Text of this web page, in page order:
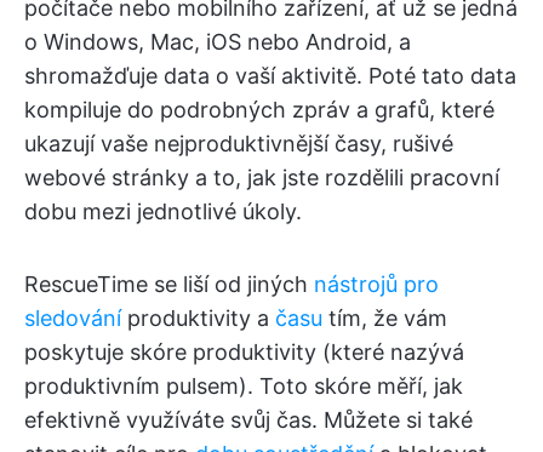
počítače nebo mobilního zařízení, ať už se jedná
o Windows, Mac, iOS nebo Android, a
shromažďuje data o vaší aktivitě. Poté tato data
kompiluje do podrobných zpráv a grafů, které
ukazují vaše nejproduktivnější časy, rušivé
webové stránky a to, jak jste rozdělili pracovní
dobu mezi jednotlivé úkoly.
RescueTime se liší od jiných nástrojů pro
sledováníproduktivity a času tím, že vám
poskytuje skóre produktivity (které nazývá
produktivním pulsem). Toto skóre měří, jak
efektivně využíváte svůj čas. Můžete si také